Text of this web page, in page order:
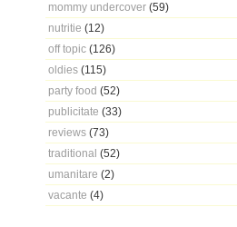
mommy undercover (59)
nutritie (12)
off topic (126)
oldies (115)
party food (52)
publicitate (33)
reviews (73)
traditional (52)
umanitare (2)
vacante (4)